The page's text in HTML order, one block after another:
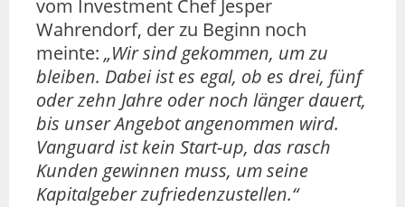
vom Investment Chef Jesper
Wahrendorf, der zu Beginn noch
meinte: „Wir sind gekommen, um zu
bleiben. Dabei ist es egal, ob es drei, fünf
oder zehn Jahre oder noch länger dauert,
bis unser Angebot angenommen wird.
Vanguard ist kein Start-up, das rasch
Kunden gewinnen muss, um seine
Kapitalgeber zufriedenzustellen.“